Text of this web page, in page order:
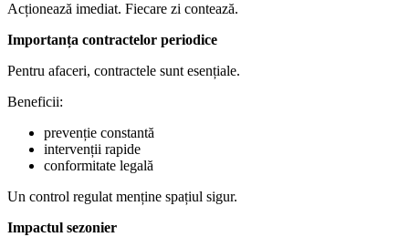
Acționează imediat. Fiecare zi contează.
Importanța contractelor periodice
Pentru afaceri, contractele sunt esențiale.
Beneficii:
prevenție constantă
intervenții rapide
conformitate legală
Un control regulat menține spațiul sigur.
Impactul sezonier